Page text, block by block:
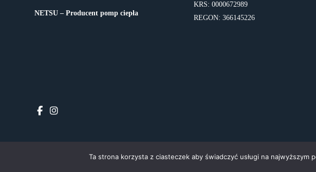
NETSU – Producent pomp ciepła
KRS: 0000672989
REGON: 366145226
Ta strona korzysta z ciasteczek aby świadczyć usługi na